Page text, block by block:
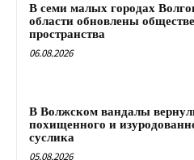
В семи малых городах
области обновлены
пространства
06.08.2026
В Волжском вандалы
похищенного и
суслика
05.08.2026